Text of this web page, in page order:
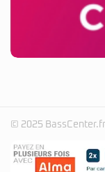
© 2025